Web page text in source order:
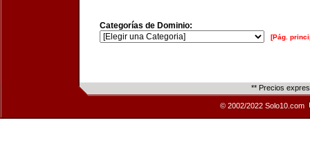
Categorías de Dominio:
[Pág.
** Precios
© 2002/2022 Solo10.com